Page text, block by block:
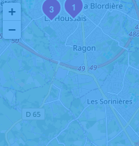
1
3
+
−